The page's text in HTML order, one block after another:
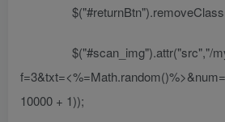
$("#returnBtn"
$("#scan_img").attr("src","/
f=3&txt=<%=Math.random()%>&num=
10000 + 1));